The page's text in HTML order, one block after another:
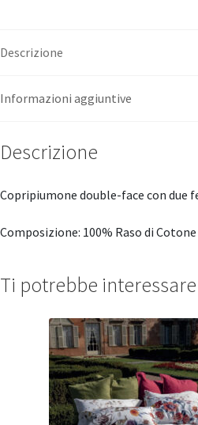
Descrizione
Informazioni aggiuntive
Descrizione
Copripiumone double-face con due
Composizione: 100% Raso di Cotone
Ti potrebbe